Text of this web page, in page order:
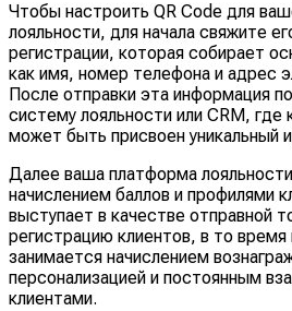
Чтобы настроить QR Code для
лояльности, для начала свяжите
регистрации, которая собирает
как имя, номер телефона и адрес
После отправки эта информация
систему лояльности или CRM, где
может быть присвоен уникальный
Далее ваша платформа
начислением баллов и профилями
выступает в качестве отправной
регистрацию клиентов, в то
занимается начислением
персонализацией и постоянным
клиентами.